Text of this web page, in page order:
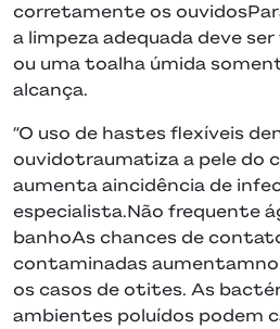
corretamente os
a limpeza adequada deve
ou uma toalha úmida
alcança.
“O uso de hastes flexíveis
ouvidotraumatiza a pele do
aumenta aincidência de
especialista.Não frequente
banhoAs chances de
contaminadas aumentamno
os casos de otites. As
ambientes poluídos podem